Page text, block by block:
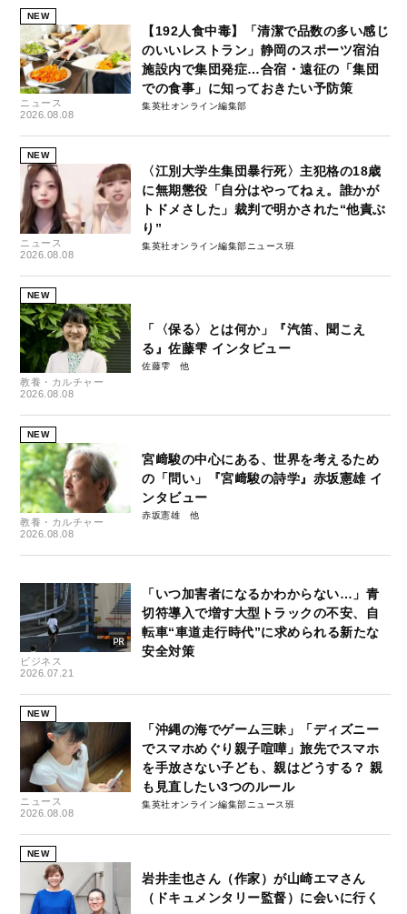
NEW
ニュース
2026.08.08
【192人食中毒】「清潔で品数の多い感じ
のいいレストラン」静岡のスポーツ宿泊
施設内で集団発症…合宿・遠征の「集団
での食事」に知っておきたい予防策
集英社オンライン編集部
NEW
ニュース
2026.08.08
〈江別大学生集団暴行死〉主犯格の18歳
に無期懲役「自分はやってねぇ。誰かが
トドメさした」裁判で明かされた“他責ぶ
り”
集英社オンライン編集部ニュース班
NEW
教養・カルチャー
2026.08.08
「〈保る〉とは何か」『汽笛、聞こえ
る』佐藤雫 インタビュー
佐藤雫
NEW
教養・カルチャー
2026.08.08
宮﨑駿の中心にある、世界を考えるため
の「問い」『宮﨑駿の詩学』赤坂憲雄 イ
ンタビュー
赤坂憲雄
ビジネス
2026.07.21
「いつ加害者になるかわからない…」青
切符導入で増す大型トラックの不安、自
転車“車道走行時代”に求められる新たな
安全対策
NEW
ニュース
2026.08.08
「沖縄の海でゲーム三昧」「ディズニー
でスマホめぐり親子喧嘩」旅先でスマホ
を手放さない子ども、親はどうする？ 親
も見直したい3つのルール
集英社オンライン編集部ニュース班
NEW
岩井圭也さん（作家）が山崎エマさん
（ドキュメンタリー監督）に会いに行く